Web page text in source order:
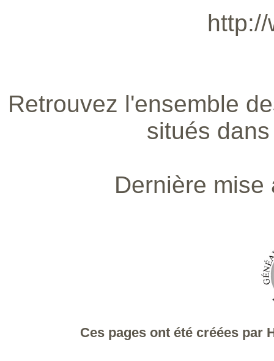
Retrouvez l'ensemble
situés
Dernière
Ces pages ont été créées par